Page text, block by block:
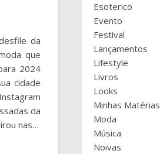
da
que
2024
cidade
da
nas…
Esoterico
Evento
Festival
Lançamentos
Lifestyle
Livros
Looks
Minhas Matérias
Moda
Música
Noivas